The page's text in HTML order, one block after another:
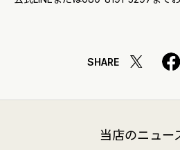
SHARE
当店のニュー